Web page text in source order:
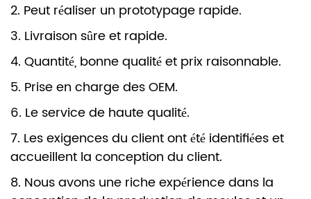
2. Peut réaliser un prototypage rapide.
3. Livraison sûre et rapide.
4. Quantité, bonne qualité et prix raisonnable.
5. Prise en charge des OEM.
6. Le service de haute qualité.
7. Les exigences du client ont été identifiées et
accueillent la conception du client.
8. Nous avons une riche expérience dans la